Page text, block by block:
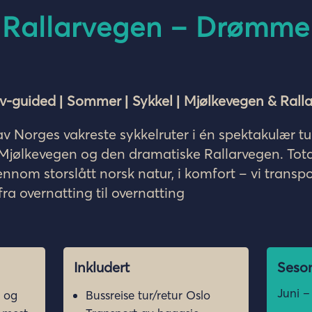
–
guided | Sommer | Sykkel | Mjølkevegen &
Norges vakreste sykkelruter i én spektakulær
og den dramatiske Rallarvegen.
storslått norsk natur, i komfort – vi
overnatting til overnatting
og
Inkludert
Bussreise tur/retur Oslo
Juni